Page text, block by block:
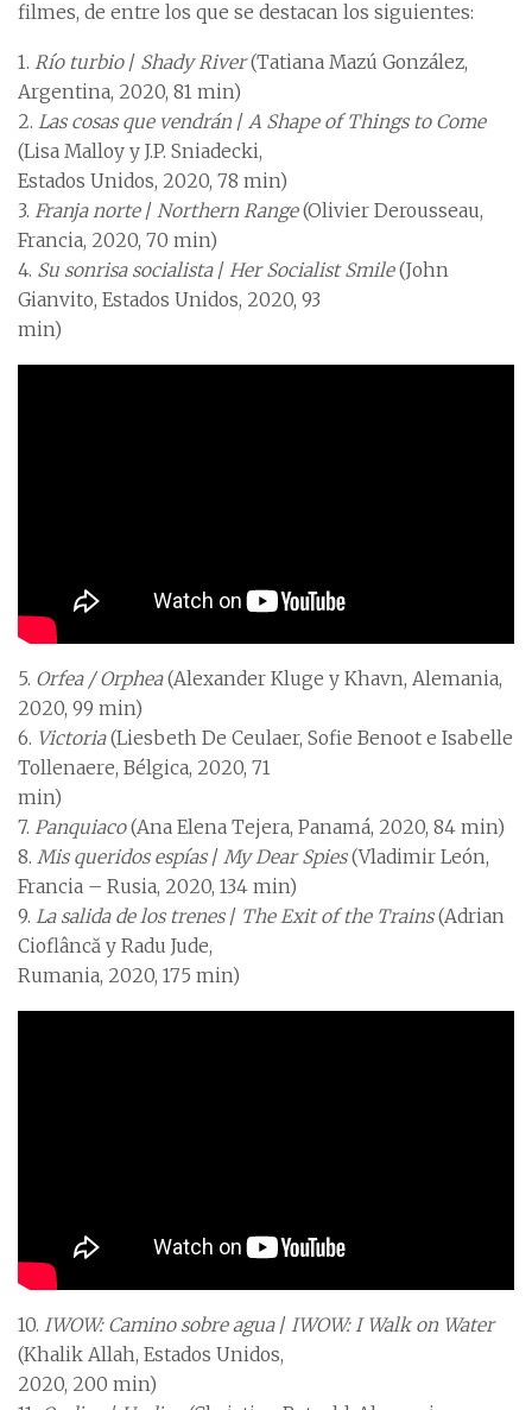
filmes, de entre los que se destacan los siguientes:
1. Río turbio/ Shady River(Tatiana Mazú González,
Argentina, 2020, 81 min)
2. Las cosas que vendrán / A Shape of Things to Come
(Lisa Malloy y J.P. Sniadecki,
Estados Unidos, 2020, 78 min)
3. Franja norte/ Northern Range(Olivier Derousseau,
Francia, 2020, 70 min)
4. Su sonrisa socialista/ Her Socialist Smile(John
Gianvito, Estados Unidos, 2020, 93
min)
5. Orfea / Orphea(Alexander Kluge y Khavn, Alemania,
2020, 99 min)
6. Victoria(Liesbeth De Ceulaer, Sofie Benoot e Isabelle
Tollenaere, Bélgica, 2020, 71
min)
7. Panquiaco(Ana Elena Tejera, Panamá, 2020, 84 min)
8. Mis queridos espías/ My Dear Spies(Vladimir León,
Francia – Rusia, 2020, 134 min)
9. La salida de los trenes/ The Exit of the Trains(Adrian
Cioflâncă y Radu Jude,
Rumania, 2020, 175 min)
10. IWOW: Camino sobre agua/ IWOW: I Walk on Water
(Khalik Allah, Estados Unidos,
2020, 200 min)